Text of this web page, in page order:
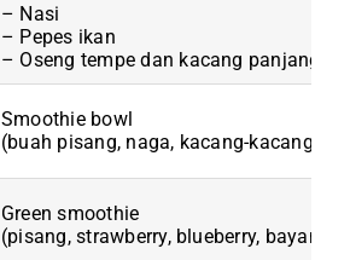
– Nasi
– Pepes ikan
– Oseng tempe dan kacang panjang
Smoothie bowl
(buah pisang, naga, kacang-kacangan,
Green smoothie
(pisang, strawberry, blueberry, bayam)